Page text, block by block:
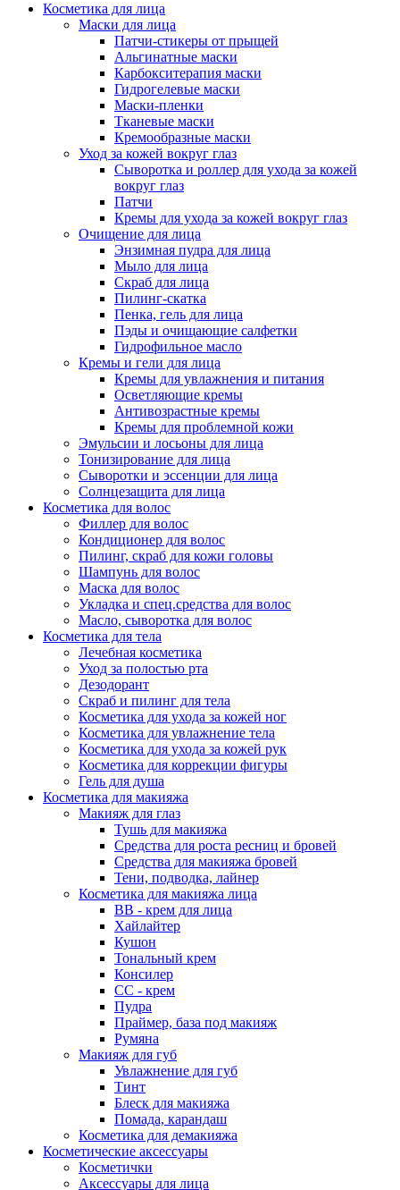
Косметика для лица
Маски для лица
Патчи-стикеры от прыщей
Альгинатные маски
Карбокситерапия маски
Гидрогелевые маски
Маски-пленки
Тканевые маски
Кремообразные маски
Уход за кожей вокруг глаз
Сыворотка и роллер для ухода за кожей
вокруг глаз
Патчи
Кремы для ухода за кожей вокруг глаз
Очищение для лица
Энзимная пудра для лица
Мыло для лица
Скраб для лица
Пилинг-скатка
Пенка, гель для лица
Пэды и очищающие салфетки
Гидрофильное масло
Кремы и гели для лица
Кремы для увлажнения и питания
Осветляющие кремы
Антивозрастные кремы
Кремы для проблемной кожи
Эмульсии и лосьоны для лица
Тонизирование для лица
Сыворотки и эссенции для лица
Солнцезащита для лица
Косметика для волос
Филлер для волос
Кондиционер для волос
Пилинг, скраб для кожи головы
Шампунь для волос
Маска для волос
Укладка и спец.средства для волос
Масло, сыворотка для волос
Косметика для тела
Лечебная косметика
Уход за полостью рта
Дезодорант
Скраб и пилинг для тела
Косметика для ухода за кожей ног
Косметика для увлажнение тела
Косметика для ухода за кожей рук
Косметика для коррекции фигуры
Гель для душа
Косметика для макияжа
Макияж для глаз
Тушь для макияжа
Средства для роста ресниц и бровей
Средства для макияжа бровей
Тени, подводка, лайнер
Косметика для макияжа лица
ВВ - крем для лица
Хайлайтер
Кушон
Тональный крем
Консилер
СС - крем
Пудра
Праймер, база под макияж
Румяна
Макияж для губ
Увлажнение для губ
Тинт
Блеск для макияжа
Помада, карандаш
Косметика для демакияжа
Косметические аксессуары
Косметички
Аксессуары для лица